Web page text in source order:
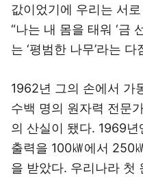
값이었기에 우리는 서로
“나는 내 몸을 태워 ‘금
는 ‘평범한 나무’라는
1962년 그의 손에서 가
수백 명의 원자력 전문
의 산실이 됐다. 1969
출력을 100㎾에서 250
을 받았다. 우리나라 첫